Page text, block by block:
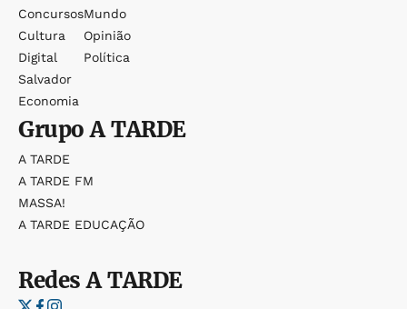
Concursos
Cultura
Digital
Salvador
Economia
Mundo
Opinião
Política
GrupoA TARDE
A TARDE
A TARDE FM
MASSA!
A TARDE EDUCAÇÃO
RedesA TARDE